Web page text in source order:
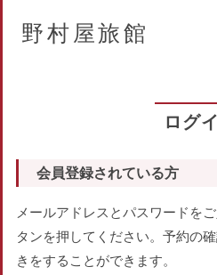
野村屋旅館
ログ
会員登録されている方
メールアドレスとパスワードを
タンを押してください。予約の
きをすることができます。